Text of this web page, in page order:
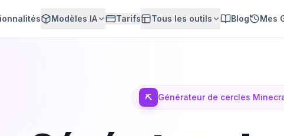
Modèles IA Tarifs Tous les outils Blog Mes
⛏️ Générateur de cercles